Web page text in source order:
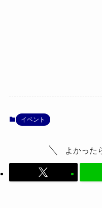
イベント
よかった